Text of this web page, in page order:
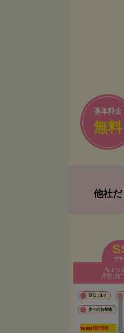
基本料金
無料
他社
プ
ちょっ
片付け
目安：1㎡
少々のお荷物
WEB限定割引 定